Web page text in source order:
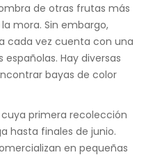
de otras frutas más
mora. Sin embargo,
cada vez cuenta con una
Hay diversas
bayas de color
primera recolección
hasta finales de junio.
en pequeñas